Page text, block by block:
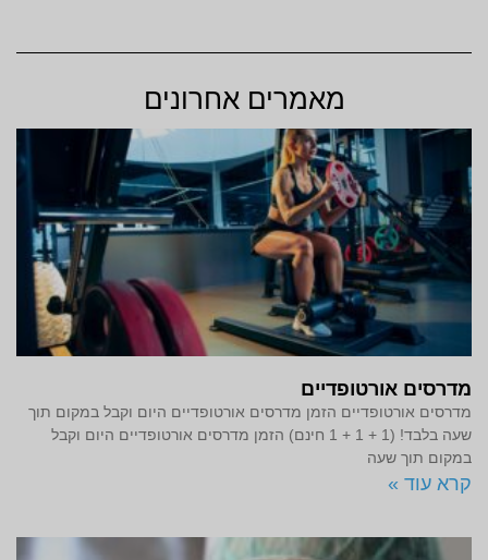
מאמרים אחרונים
מדרסים אורטופדיים
מדרסים אורטופדיים הזמן מדרסים אורטופדיים היום וקבל במקום תוך
שעה בלבד! (1 + 1 + 1 חינם) הזמן מדרסים אורטופדיים היום וקבל
במקום תוך שעה
קרא עוד »